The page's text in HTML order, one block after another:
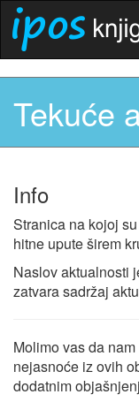
Tekuće
Info
Stranica na kojoj
hitne upute širem
Naslov aktualnosti
zatvara sadržaj
Molimo vas da
nejasnoće iz ovih
dodatnim